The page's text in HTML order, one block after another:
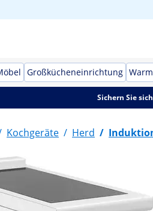
Großkücheneinrichtung
Sichern Sie
Kochgeräte / Herd /